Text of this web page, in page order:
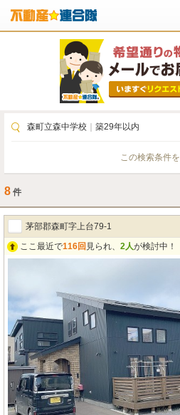
森町立森中学校 築29年以内
この検索条件を
8 件
茅部郡森町字上台79-1
ここ最近で116回 見られ、 2人が検討中！